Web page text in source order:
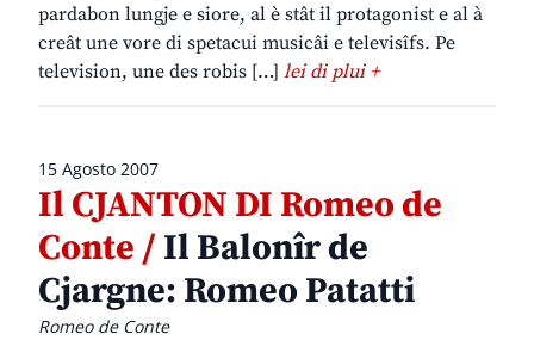
pardabon lungje e siore, al è stât il protagonist e al à
creât une vore di spetacui musicâi e televisîfs. Pe
television, une des robis […] lei di plui +
15 Agosto 2007
Il CJANTON DI Romeo de
Conte /Il Balonîr de
Cjargne: Romeo Patatti
Romeo de Conte